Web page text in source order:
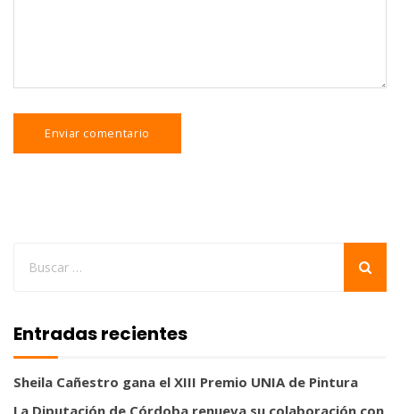
Entradas recientes
Sheila Cañestro gana el XIII Premio UNIA de Pintura